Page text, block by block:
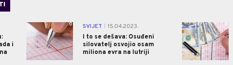
i
0 SVIJET
15.04.2023.
I to se dešava: Osuđeni
silovatelj osvojio osam
miliona evra na lutriji
0